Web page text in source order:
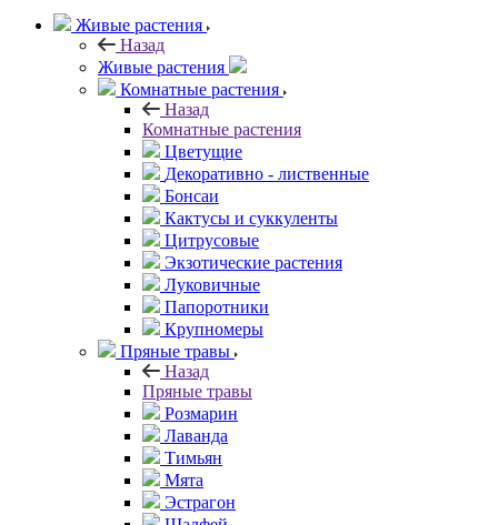
Живые растения
Назад
Живые растения
Комнатные растения
Назад
Комнатные растения
Цветущие
Декоративно - лиственные
Бонсаи
Кактусы и суккуленты
Цитрусовые
Экзотические растения
Луковичные
Папоротники
Крупномеры
Пряные травы
Назад
Пряные травы
Розмарин
Лаванда
Тимьян
Мята
Эстрагон